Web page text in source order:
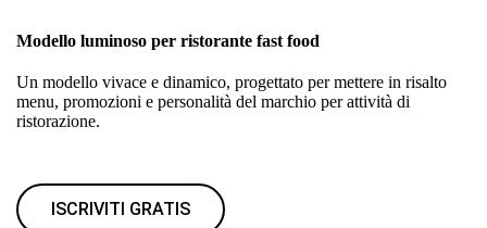
Modello luminoso per ristorante fast food
Un modello vivace e dinamico, progettato per mettere in risalto
menu, promozioni e personalità del marchio per attività di
ristorazione.
ISCRIVITI GRATIS